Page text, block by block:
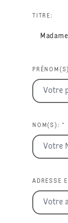
TITRE:
NOM(S): *
ADRESSE